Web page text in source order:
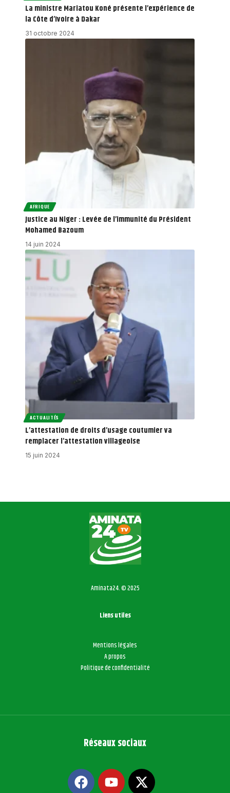
La ministre Mariatou Koné présente l’expérience de
la Côte d’Ivoire à Dakar
31 octobre 2024
AFRIQUE
Justice au Niger : Levée de l’immunité du Président
Mohamed Bazoum
14 juin 2024
ACTUALITÉS
L’attestation de droits d’usage coutumier va
remplacer l’attestation villageoise
15 juin 2024
Réseaux sociaux
Aminata24. © 2025
Liens utiles
Mentions légales
A propos
Politique de confidentialité